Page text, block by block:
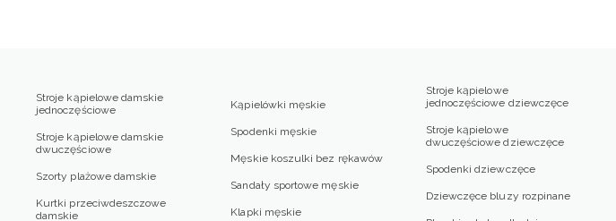
Stroje kąpielowe damskie
jednoczęściowe
Stroje kąpielowe damskie
dwuczęściowe
Szorty plażowe damskie
Kurtki przeciwdeszczowe
damskie
Kąpielówki męskie
Spodenki męskie
Męskie koszulki bez rękawów
Sandały sportowe męskie
Klapki męskie
Stroje kąpielowe
jednoczęściowe dziewczęce
Stroje kąpielowe
dwuczęściowe dziewczęce
Spodenki dziewczęce
Dziewczęce bluzy rozpinane